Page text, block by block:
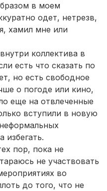
в моем
одет, нетрезв,
хамил мне или
коллектива в
есть что сказать по
но есть свободное
о погоде или кино,
еще на отвлеченные
вступили в новую
избегать.
пор, пока не
не участвовать
во
до того, что не